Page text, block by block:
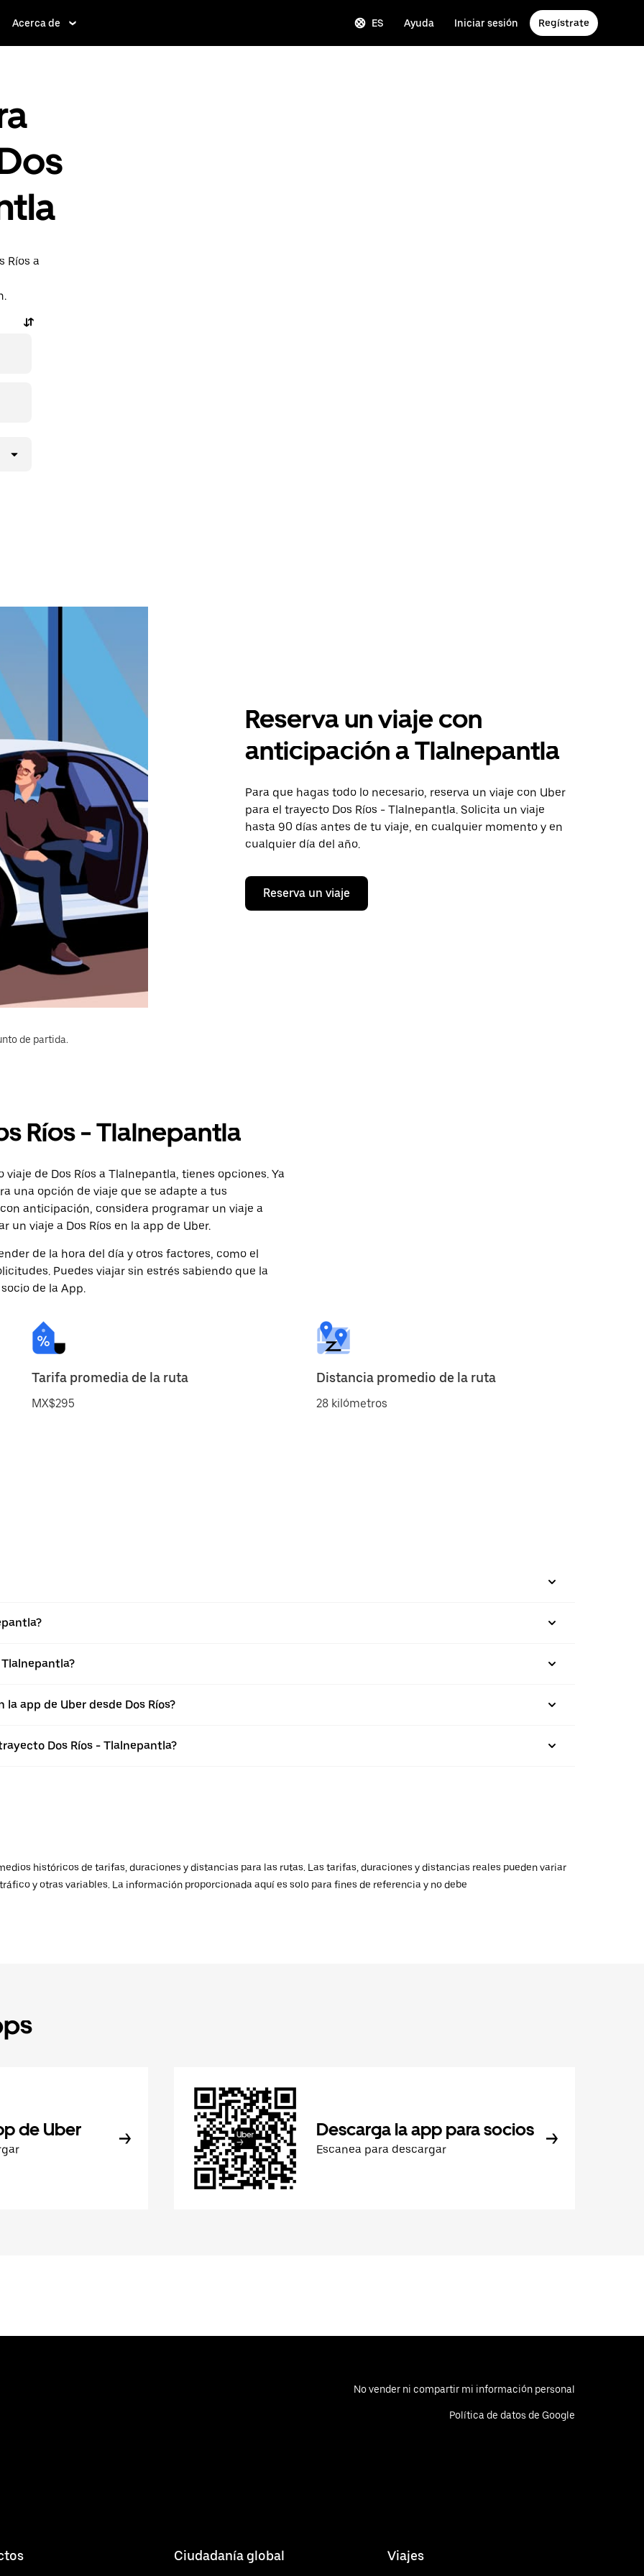
Acerca de ES Ayuda Iniciar sesión Regístrate
Ríos a
Reserva un viaje con
anticipación a Tlalnepantla
Para que hagas todo lo necesario, reserva un viaje con Uber
para el trayecto Dos Ríos - Tlalnepantla. Solicita un viaje
hasta 90 días antes de tu viaje, en cualquier momento y en
cualquier día del año.
Reserva un viaje
de partida.
Ríos - Tlalnepantla
de Dos Ríos a Tlalnepantla, tienes opciones. Ya
una opción de viaje que se adapte a tus
anticipación, considera programar un viaje a
viaje a Dos Ríos en la app de Uber.
de la hora del día y otros factores, como el
Puedes viajar sin estrés sabiendo que la
de la App.
Tarifa promedia de la ruta
MX$295
Distancia promedio de la ruta
28 kilómetros
app de Uber desde Dos Ríos?
Dos Ríos - Tlalnepantla?
históricos de tarifas, duraciones y distancias para las rutas. Las tarifas, duraciones y distancias reales pueden variar
y otras variables. La información proporcionada aquí es solo para fines de referencia y no debe
de Uber Descarga la app para socios
Escanea para descargar
No vender ni compartir mi información personal
Política de datos de Google
Ciudadanía global Viajes